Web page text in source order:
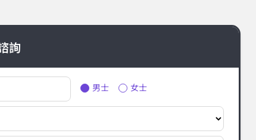
詢
男士 女士